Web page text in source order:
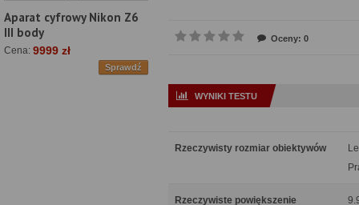
Aparat cyfrowy Nikon Z6
III body
Cena: 9999 zł
Sprawdź
Oceny: 0
WYNIKI TESTU
Rzeczywisty rozmiar obiektywów
Rzeczywiste powiększenie